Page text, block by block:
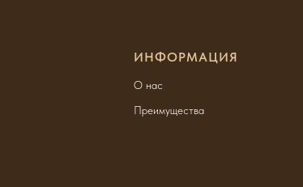
ИНФОРМАЦИЯ
О нас
Преимущества